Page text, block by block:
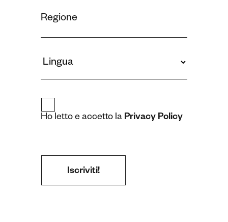
Ho letto e accetto la Privacy Policy